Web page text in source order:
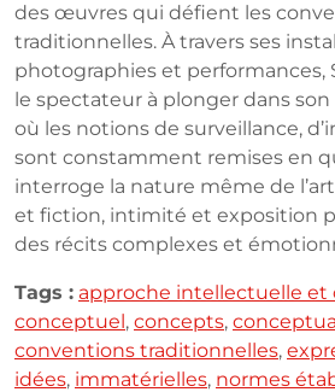
des œuvres qui défient les
traditionnelles. À travers ses
photographies et performances,
le spectateur à plonger dans
où les notions de surveillance,
sont constamment remises en
interroge la nature même de
et fiction, intimité et exposition
des récits complexes et
Tags : approche intellectuelle et
conceptuel, concepts,
conventions traditionnelles,
idées, immatérielles, normes